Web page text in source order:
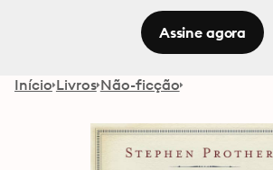
Assine agora
Início Livros Não-ficção